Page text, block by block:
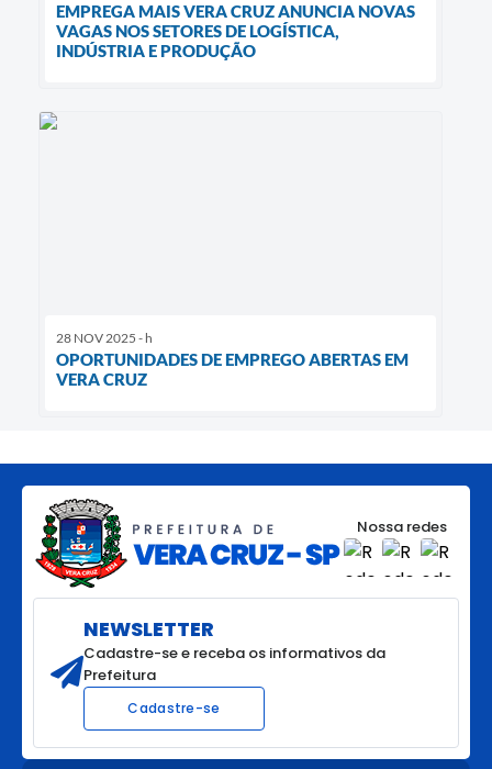
EMPREGA MAIS VERA CRUZ ANUNCIA NOVAS
VAGAS NOS SETORES DE LOGÍSTICA,
INDÚSTRIA E PRODUÇÃO
28 NOV 2025 - h
OPORTUNIDADES DE EMPREGO ABERTAS EM
VERA CRUZ
Nossa redes
NEWSLETTER
Cadastre-se e receba os informativos da
Prefeitura
Cadastre-se